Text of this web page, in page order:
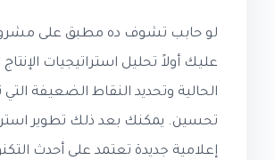
لو حابب تشوف ده مطبق على
عليك أولاً تحليل استراتيجيات الإنتاج
الحالية وتحديد النقاط الضعيفة التي
تحسين. يمكنك بعد ذلك تطوير
إعلامية جديدة تعتمد على أحدث